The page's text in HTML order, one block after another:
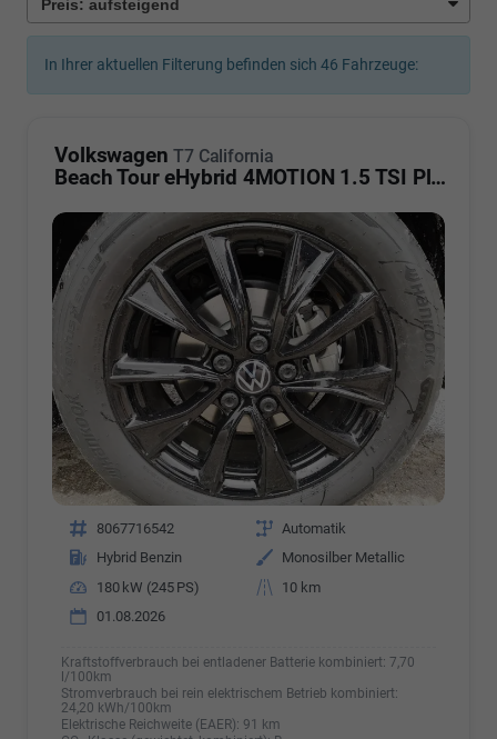
In Ihrer aktuellen Filterung befinden sich 46 Fahrzeuge:
Volkswagen T7 California
Beach Tour eHybrid 4MOTION 1.5 TSI Plus ArtVelour
Fahrzeugnr. 8067716542 Getriebe Automatik
Kraftstoff
Hybrid Benzin Außenfarbe
Monosilber Metallic
Leistung
180 kW (245 PS) Kilometerstand
10 km
01.08.2026
Kraftstoffverbrauch bei entladener Batterie kombiniert:7,70
l/100km
Stromverbrauch bei rein elektrischem Betrieb kombiniert:
24,20 kWh/100km
Elektrische Reichweite (EAER): 91 km